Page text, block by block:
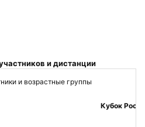
и дистанции
и возрастные группы
Кубок